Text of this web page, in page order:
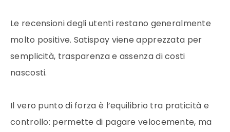
Le recensioni degli utenti restano generalmente
molto positive. Satispay viene apprezzata per
semplicità, trasparenza e assenza di costi
nascosti.
Il vero punto di forza è l’equilibrio tra praticità e
controllo: permette di pagare velocemente, ma